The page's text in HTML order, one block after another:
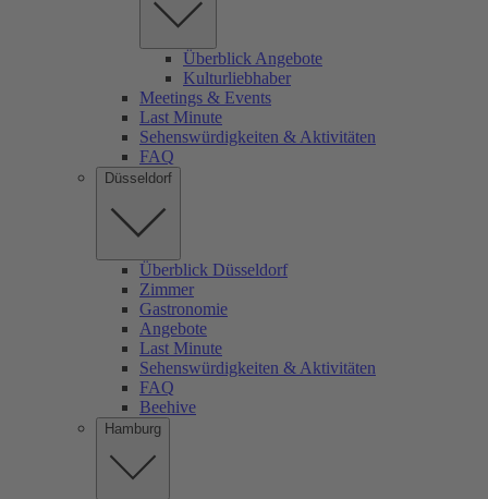
Überblick Angebote
Kulturliebhaber
Meetings & Events
Last Minute
Sehenswürdigkeiten & Aktivitäten
FAQ
Düsseldorf
Überblick Düsseldorf
Zimmer
Gastronomie
Angebote
Last Minute
Sehenswürdigkeiten & Aktivitäten
FAQ
Beehive
Hamburg